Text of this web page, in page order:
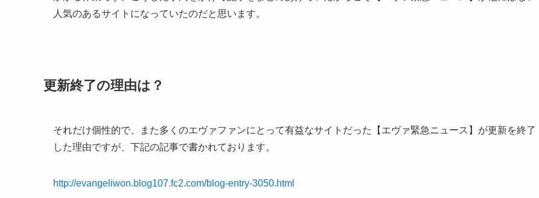
人気のあるサイトになっていたのだと思います。
更新終了の理由は？
それだけ個性的で、また多くのエヴァファンにとって有益なサイトだった【エヴァ緊急ニュース】が更新を終了
した理由ですが、下記の記事で書かれております。
http://evangeliwon.blog107.fc2.com/blog-entry-3050.html